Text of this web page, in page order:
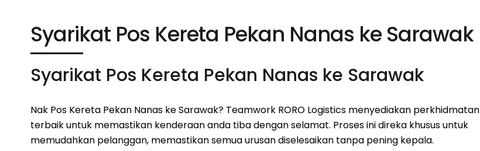
Syarikat Pos Kereta Pekan Nanas ke Sarawak
Syarikat Pos Kereta Pekan Nanas ke Sarawak
Nak Pos Kereta Pekan Nanas ke Sarawak? Teamwork RORO Logistics menyediakan perkhidmatan
terbaik untuk memastikan kenderaan anda tiba dengan selamat. Proses ini direka khusus untuk
memudahkan pelanggan, memastikan semua urusan diselesaikan tanpa pening kepala.